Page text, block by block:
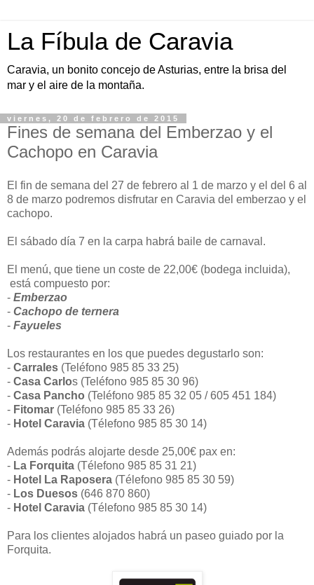
La Fíbula de Caravia
Caravia, un bonito concejo de Asturias, entre la brisa del
mar y el aire de la montaña.
viernes, 20 de febrero de 2015
Fines de semana del Emberzao y el
Cachopo en Caravia
El fin de semana del 27 de febrero al 1 de marzo y el del 6 al
8 de marzo podremos disfrutar en Caravia del emberzao y el
cachopo.
El sábado día 7 en la carpa habrá baile de carnaval.
El menú, que tiene un coste de 22,00€ (bodega incluida),
está compuesto por:
- Emberzao
- Cachopo de ternera
- Fayueles
Los restaurantes en los que puedes degustarlo son:
- Carrales (Teléfono 985 85 33 25)
- Casa Carlos (Teléfono 985 85 30 96)
- Casa Pancho (Teléfono 985 85 32 05 / 605 451 184)
- Fitomar (Teléfono 985 85 33 26)
- Hotel Caravia (Télefono 985 85 30 14)
Además podrás alojarte desde 25,00€ pax en:
- La Forquita (Télefono 985 85 31 21)
- Hotel La Raposera (Télefono 985 85 30 59)
- Los Duesos (646 870 860)
- Hotel Caravia (Télefono 985 85 30 14)
Para los clientes alojados habrá un paseo guiado por la
Forquita.